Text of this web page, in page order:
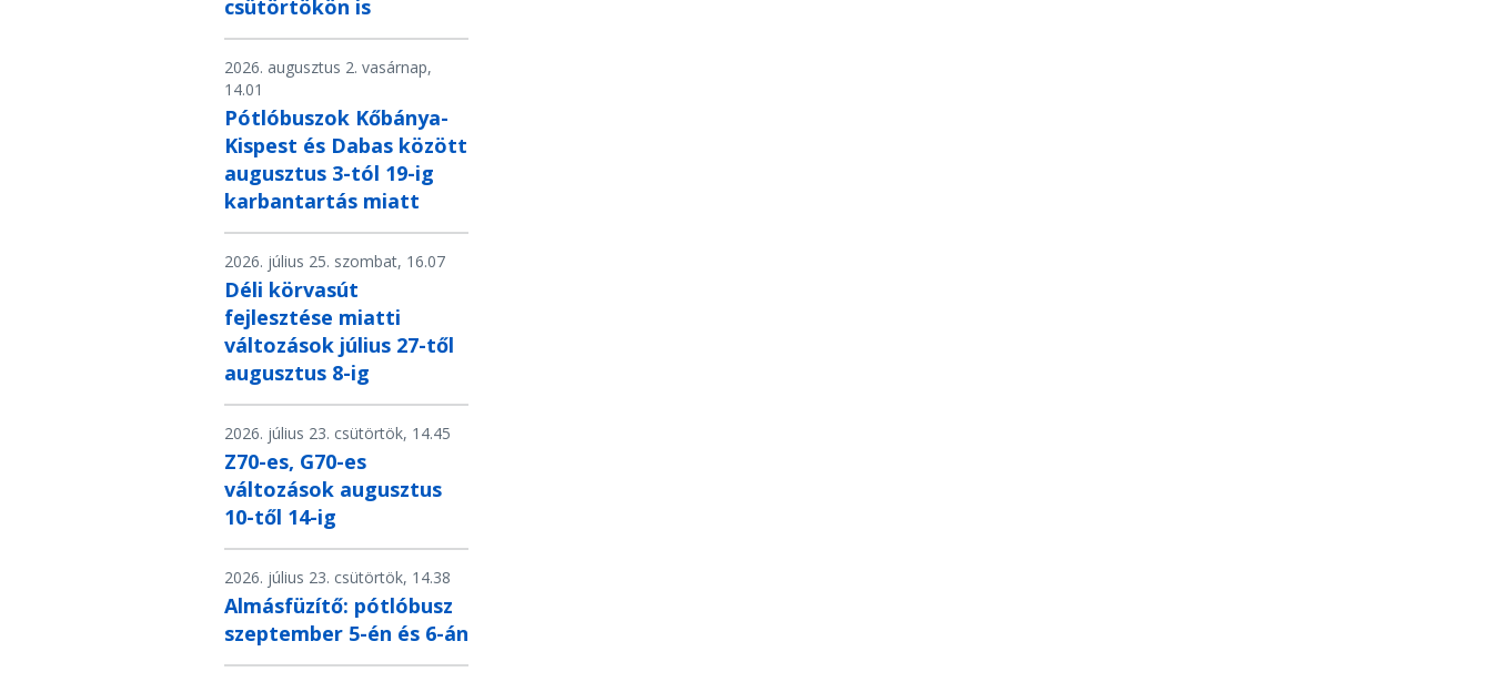
csütörtökön is
2026. augusztus 2. vasárnap,
14.01
Pótlóbuszok Kőbánya-
Kispest és Dabas között
augusztus 3-tól 19-ig
karbantartás miatt
2026. július 25. szombat, 16.07
Déli körvasút
fejlesztése miatti
változások július 27-től
augusztus 8-ig
2026. július 23. csütörtök, 14.45
Z70-es, G70-es
változások augusztus
10-től 14-ig
2026. július 23. csütörtök, 14.38
Almásfüzítő: pótlóbusz
szeptember 5-én és 6-án